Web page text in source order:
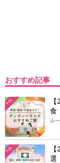
おすすめ記事
TDL
食
みー
TDL
選